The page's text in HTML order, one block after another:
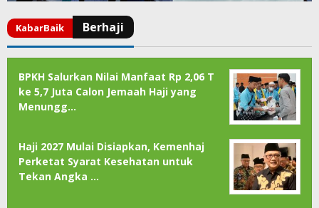
BPKH Salurkan Nilai Manfaat Rp 2,06 T
ke 5,7 Juta Calon Jemaah Haji yang
Menungg…
Haji 2027 Mulai Disiapkan, Kemenhaj
Perketat Syarat Kesehatan untuk
Tekan Angka …